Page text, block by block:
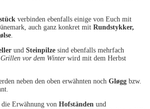
verbinden ebenfalls einige von Euch mit
auch ganz konkret mit Rundstykker,
und Steinpilze sind ebenfalls mehrfach
Grillen vor dem Winterwird mit dem Herbst
neben den oben erwähnten noch Gløgg bzw.
Erwähnung von Hofständen und